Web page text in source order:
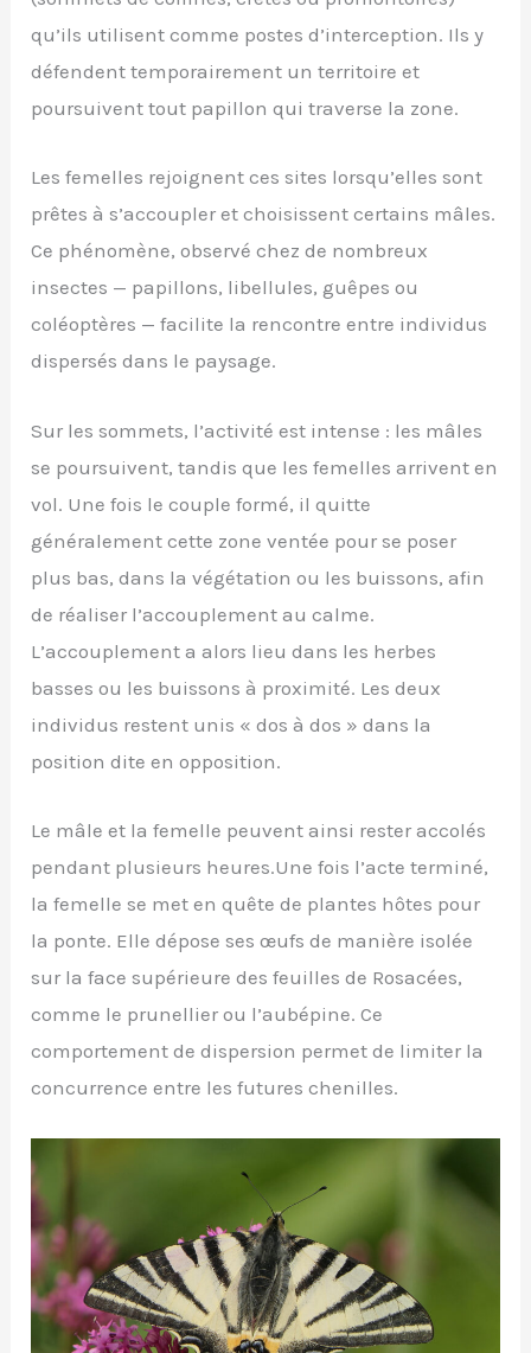
qu’ils utilisent comme postes d’interception. Ils y
défendent temporairement un territoire et
poursuivent tout papillon qui traverse la zone.
Les femelles rejoignent ces sites lorsqu’elles sont
prêtes à s’accoupler et choisissent certains mâles.
Ce phénomène, observé chez de nombreux
insectes — papillons, libellules, guêpes ou
coléoptères — facilite la rencontre entre individus
dispersés dans le paysage.
Sur les sommets, l’activité est intense : les mâles
se poursuivent, tandis que les femelles arrivent en
vol. Une fois le couple formé, il quitte
généralement cette zone ventée pour se poser
plus bas, dans la végétation ou les buissons, afin
de réaliser l’accouplement au calme.
L’accouplement a alors lieu dans les herbes
basses ou les buissons à proximité. Les deux
individus restent unis « dos à dos » dans la
position dite en opposition.
Le mâle et la femelle peuvent ainsi rester accolés
pendant plusieurs heures.Une fois l’acte terminé,
la femelle se met en quête de plantes hôtes pour
la ponte. Elle dépose ses œufs de manière isolée
sur la face supérieure des feuilles de Rosacées,
comme le prunellier ou l’aubépine. Ce
comportement de dispersion permet de limiter la
concurrence entre les futures chenilles.